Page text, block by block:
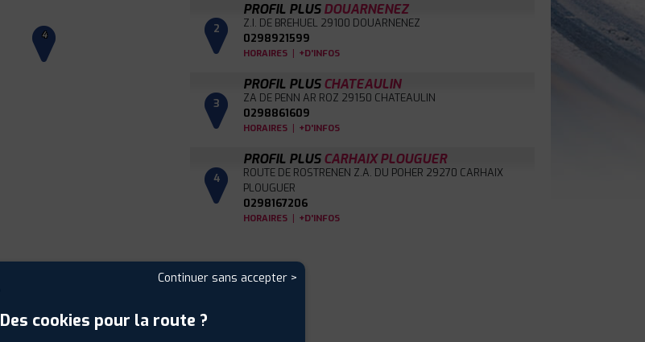
4 2
PROFIL PLUSDOUARNENEZ
Z.I. DE BREHUEL 29100 DOUARNENEZ
0298921599
HORAIRES | +D'INFOS
3
PROFIL PLUSCHATEAULIN
ZA DE PENN AR ROZ 29150 CHATEAULIN
0298861609
HORAIRES | +D'INFOS
4
PROFIL PLUSCARHAIX PLOUGUER
ROUTE DE ROSTRENEN Z.A. DU POHER 29270 CARHAIX
PLOUGUER
0298167206
HORAIRES | +D'INFOS
Continuer sans accepter >
Des cookies pour la route ?